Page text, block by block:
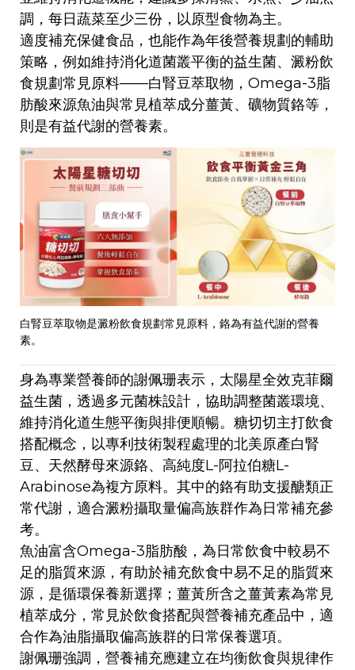
調，每日蔬菜至少三份，以原型食物為主。
適度補充保健食品，也能作為年後營養規劃的輔助
策略，例如維持消化道菌叢平衡的益生菌、澱粉飲
食規劃常見原料——白腎豆萃取物，Omega-3脂
肪酸來源魚油與常見植萃成分薑黃、礦物質鉻等，
則是有益代謝的營養素。
白腎豆萃取物是澱粉飲食規劃常見原料，鉻為有益代謝的營養
素。
身為專業營養師的謝佩珊表示，太陽星全效克菲爾
益生菌，透過多元菌株設計，協助調整菌叢環境、
維持消化道生態平衡與排便順暢。糖切切主打飲食
搭配概念，以專利技術製程處理的北美原產白腎
豆、天然酵母來源鉻、高純度L-阿拉伯糖L-
Arabinose為複方原料。其中的鉻有助支援醣類正
常代謝，適合澱粉攝取量偏高族群作為日常補充參
考。
魚油富含Omega-3脂肪酸，為日常飲食中較易不
足的脂質來源，有助於補充飲食中易不足的脂質來
源，是循環保養新選擇；薑黃所含之薑黃素為常見
植萃成分，常見於飲食搭配與營養補充產品中，適
合作為油脂攝取偏高族群的日常保養選項。
謝佩珊強調，營養補充應建立在均衡飲食與規律作